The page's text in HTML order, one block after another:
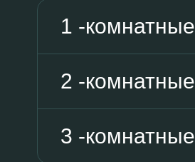
1 -комнатные
2 -комнатные
3 -комнатные